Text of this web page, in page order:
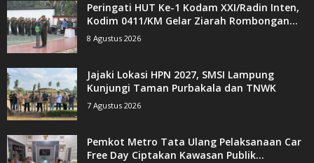
Peringati HUT Ke-1 Kodam XXI/Radin Inten,
Kodim 0411/KM Gelar Ziarah Rombongan...
8 Agustus 2026
Jajaki Lokasi HPN 2027, SMSI Lampung
Kunjungi Taman Purbakala dan TNWK
7 Agustus 2026
Pemkot Metro Tata Ulang Pelaksanaan Car
Free Day Ciptakan Kawasan Publik...